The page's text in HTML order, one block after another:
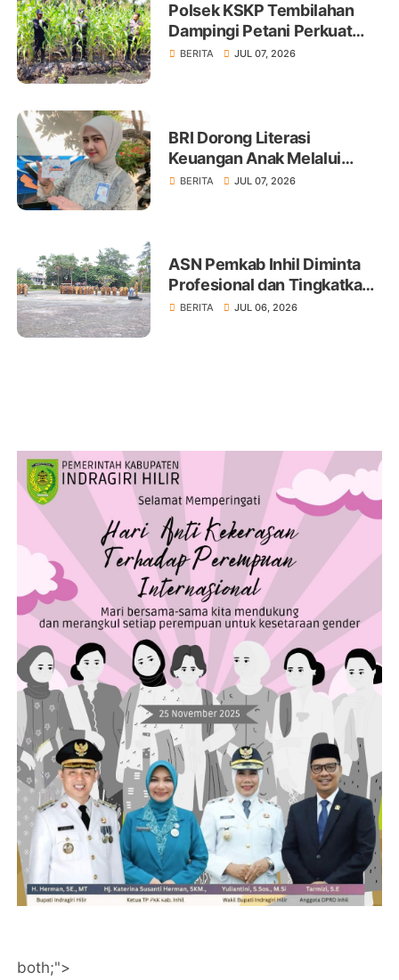
Polsek KSKP Tembilahan
Dampingi Petani Perkuat
Swasembada Pangan
BERITA JUL 07, 2026
BRI Dorong Literasi
Keuangan Anak Melalui
Produk BritAma Junio
BERITA JUL 07, 2026
ASN Pemkab Inhil Diminta
Profesional dan Tingkatkan
Pelayanan Publik
BERITA JUL 06, 2026
both;">